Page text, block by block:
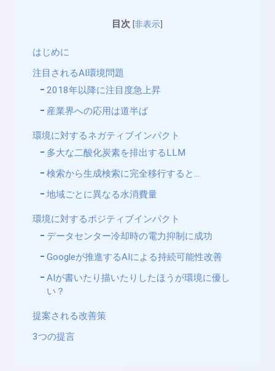
目次 [非表示]
はじめに
注目されるAI環境問題
2018年以降に注目度急上昇
産業界への応用は道半ば
環境に対するネガティブインパクト
多大な二酸化炭素を排出するLLM
検索から生成検索に完全移行すると…
地域ごとに異なる水消費量
環境に対するポジティブインパクト
データセンター冷却時の電力抑制に成功
Googleが推進するAIによる持続可能性改善
AIが書いたり描いたりしたほうが環境に優し
い？
提案される改善策
3つの提言